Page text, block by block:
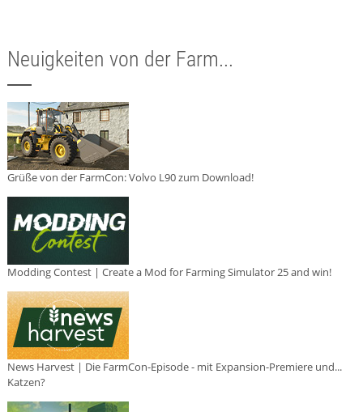
Neuigkeiten von der Farm...
Grüße von der FarmCon: Volvo L90 zum Download!
Modding Contest | Create a Mod for Farming Simulator 25 and win!
News Harvest | Die FarmCon-Episode - mit Expansion-Premiere und...
Katzen?